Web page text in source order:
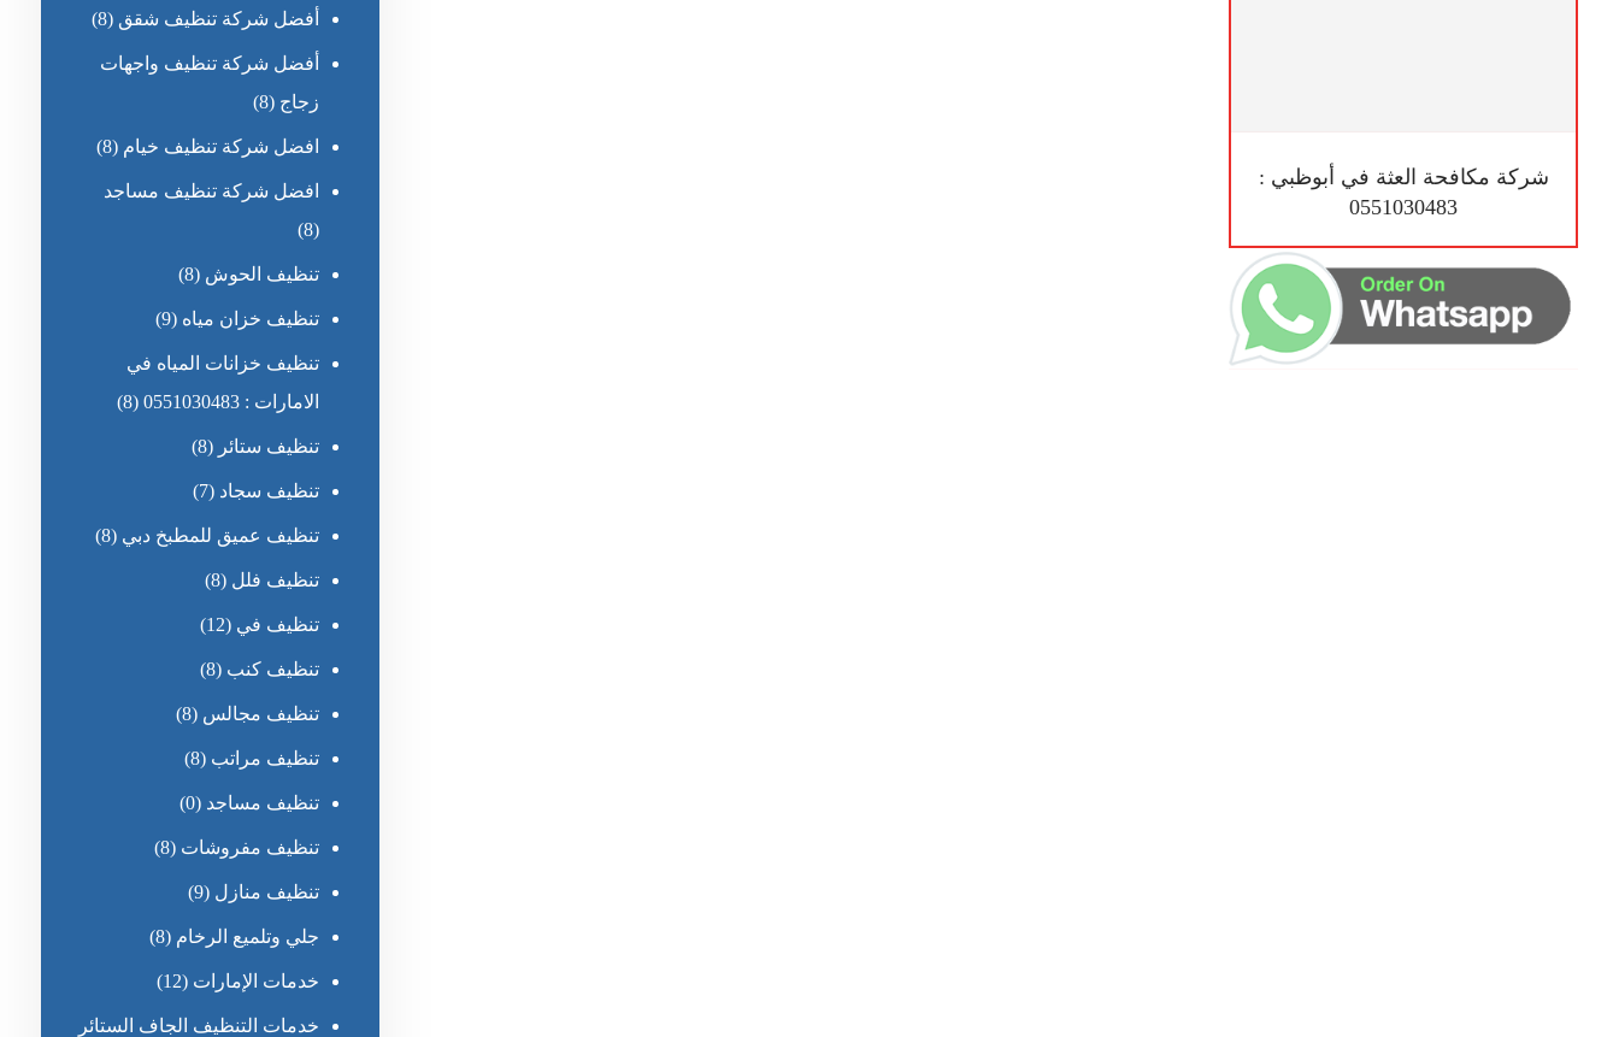
شركة مكافحة العثة في أبوظبي :
0551030483
أفضل شركة تنظيف شقق (8)
أفضل شركة تنظيف واجهات
زجاج (8)
افضل شركة تنظيف خيام (8)
افضل شركة تنظيف مساجد
(8)
تنظيف الحوش (8)
تنظيف خزان مياه (9)
تنظيف خزانات المياه في
الامارات : 0551030483
(8)
تنظيف ستائر (8)
تنظيف سجاد (7)
تنظيف عميق للمطبخ دبي (8)
تنظيف فلل (8)
تنظيف في (12)
تنظيف كنب (8)
تنظيف مجالس (8)
تنظيف مراتب (8)
تنظيف مساجد (0)
تنظيف مفروشات (8)
تنظيف منازل (9)
جلي وتلميع الرخام (8)
خدمات الإمارات (12)
خدمات التنظيف الجاف الستائر